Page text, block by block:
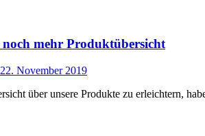
mehr Produktübersicht
22. November 2019
über unsere Produkte zu erleichtern,